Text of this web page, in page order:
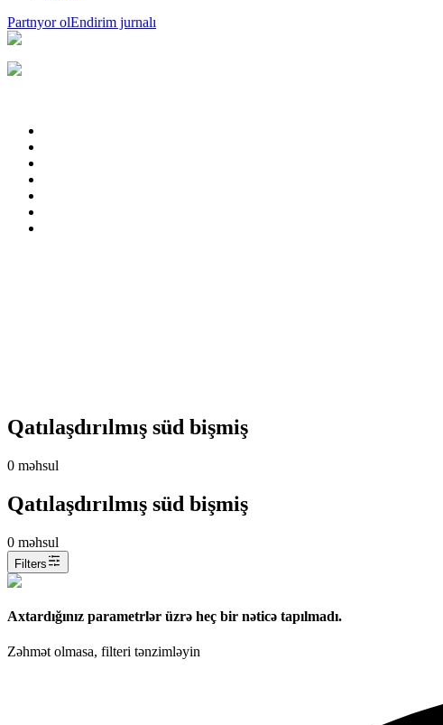
Partnyor olEndirim jurnalı
Qatılaşdırılmış süd bişmiş
0 məhsul
Qatılaşdırılmış süd bişmiş
0 məhsul
Filters
Axtardığınız parametrlər üzrə heç bir nəticə tapılmadı.
Zəhmət olmasa, filteri tənzimləyin